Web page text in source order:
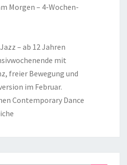
Morgen – 4-Wochen-
– ab 12 Jahren
mit
freier Bewegung und
im Februar.
Contemporary Dance